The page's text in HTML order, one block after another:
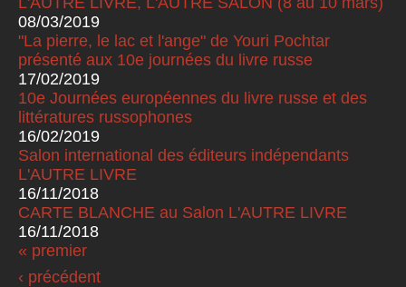
08/03/2019
"La pierre, le lac et l'ange" de Youri Pochtar
présenté aux 10e journées du livre russe
17/02/2019
10e Journées européennes du livre russe et des
littératures russophones
16/02/2019
Salon international des éditeurs indépendants
L'AUTRE LIVRE
16/11/2018
CARTE BLANCHE au Salon L'AUTRE LIVRE
16/11/2018
Pages
« premier
‹ précédent